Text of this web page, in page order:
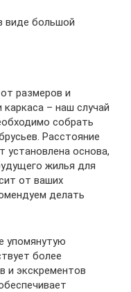
виде большой
размеров и
– наш случай
собрать
Расстояние
основа,
жилья для
от ваших
делать
упомянутую
более
и экскрементов